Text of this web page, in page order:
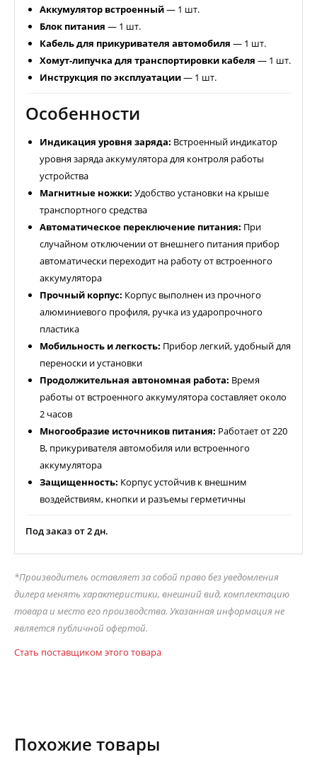
Аккумулятор встроенный— 1 шт.
Блок питания — 1 шт.
Кабель для прикуривателя автомобиля — 1 шт.
Хомут-липучка для транспортировки кабеля — 1 шт.
Инструкция по эксплуатации— 1 шт.
Особенности
Индикация уровня заряда: Встроенный индикатор
уровня заряда аккумулятора для контроля работы
устройства
Магнитные ножки: Удобство установки на крыше
транспортного средства
Автоматическое переключение питания: При
случайном отключении от внешнего питания прибор
автоматически переходит на работу от встроенного
аккумулятора
Прочный корпус: Корпус выполнен из прочного
алюминиевого профиля, ручка из ударопрочного
пластика
Мобильность и легкость: Прибор легкий, удобный для
переноски и установки
Продолжительная автономная работа: Время
работы от встроенного аккумулятора составляет около
2 часов
Многообразие источников питания: Работает от 220
В, прикуривателя автомобиля или встроенного
аккумулятора
Защищенность: Корпус устойчив к внешним
воздействиям, кнопки и разъемы герметичны
Под заказ от 2 дн.
*Производитель оставляет за собой право без уведомления
дилера менять характеристики, внешний вид, комплектацию
товара и место его производства. Указанная информация не
является публичной офертой.
Стать поставщиком этого товара
Похожие товары